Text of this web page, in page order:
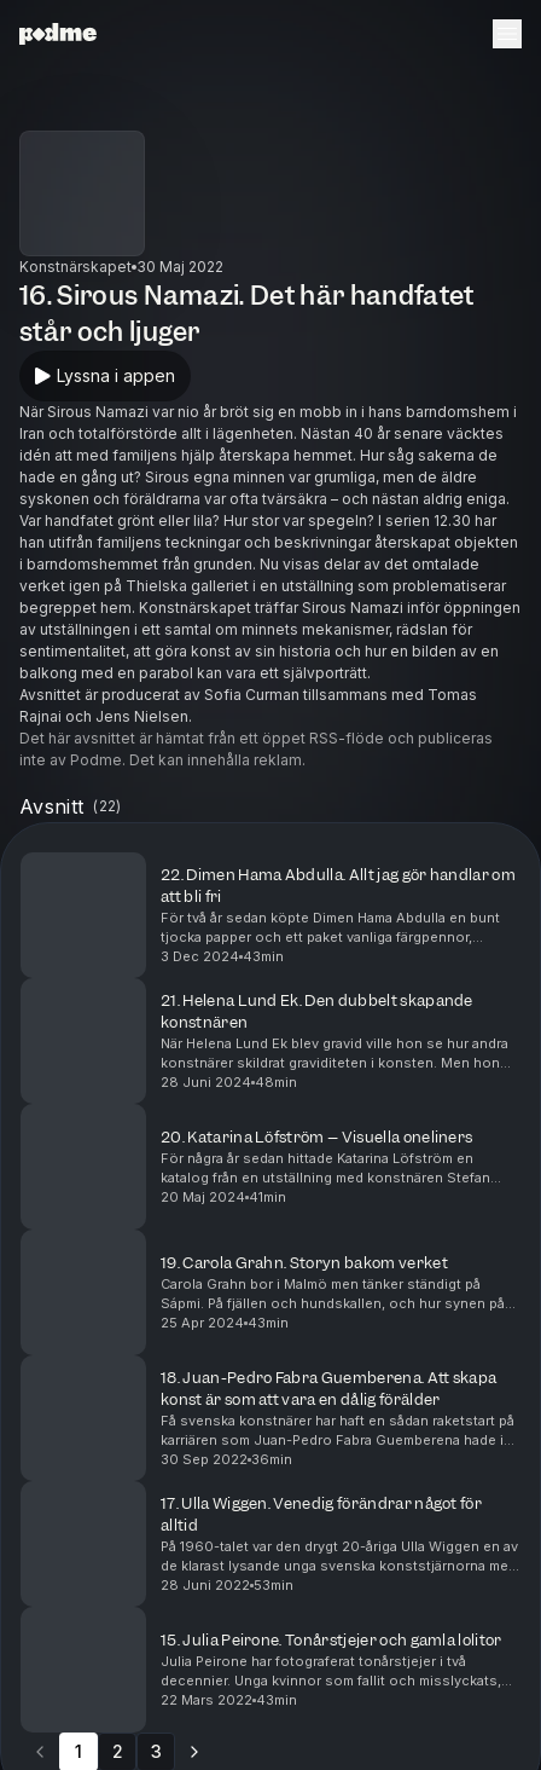
Konstnärskapet 30 Maj 2022
16. Sirous Namazi. Det här handfatet
står och ljuger
Lyssna i appen
När Sirous Namazi var nio år bröt sig en mobb in i hans barndomshem i
Iran och totalförstörde allt i lägenheten. Nästan 40 år senare väcktes
idén att med familjens hjälp återskapa hemmet. Hur såg sakerna de
hade en gång ut? Sirous egna minnen var grumliga, men de äldre
syskonen och föräldrarna var ofta tvärsäkra – och nästan aldrig eniga.
Var handfatet grönt eller lila? Hur stor var spegeln? I serien 12.30 har
han utifrån familjens teckningar och beskrivningar återskapat objekten
i barndomshemmet från grunden. Nu visas delar av det omtalade
verket igen på Thielska galleriet i en utställning som problematiserar
begreppet hem. Konstnärskapet träffar Sirous Namazi inför öppningen
av utställningen i ett samtal om minnets mekanismer, rädslan för
sentimentalitet, att göra konst av sin historia och hur en bilden av en
balkong med en parabol kan vara ett självporträtt.
Avsnittet är producerat av Sofia Curman tillsammans med Tomas
Rajnai och Jens Nielsen.
Det här avsnittet är hämtat från ett öppet RSS-flöde och publiceras
inte av Podme. Det kan innehålla reklam.
Avsnitt (22)
22. Dimen Hama Abdulla. Allt jag gör handlar om
att bli fri
För två år sedan köpte Dimen Hama Abdulla en bunt
tjocka papper och ett paket vanliga färgpennor,
sådana som barn ritar med. Hon började planlöst
stora, ...
3 Dec 2024 43min
21. Helena Lund Ek. Den dubbelt skapande
konstnären
När Helena Lund Ek blev gravid ville hon se hur andra
konstnärer skildrat graviditeten i konsten. Men hon
upptäckte att det fanns ett stort hål i konsthistorien.
28 Juni 2024 48min
20. Katarina Löfström – Visuella oneliners
För några år sedan hittade Katarina Löfström en
katalog från en utställning med konstnären Stefan
Johansson. Hon kände inte till honom innan, men från
20 Maj 2024 41min
19. Carola Grahn. Storyn bakom verket
Carola Grahn bor i Malmö men tänker ständigt på
Sápmi. På fjällen och hundskallen, och hur synen på
naturen och andevärlden i den samiska världsbilden
25 Apr 2024 43min
18. Juan-Pedro Fabra Guemberena. Att skapa
konst är som att vara en dålig förälder
Få svenska konstnärer har haft en sådan raketstart på
karriären som Juan-Pedro Fabra Guemberena hade i
början av 2000-talet. Hans examensprojekt från
30 Sep 2022 36min
17. Ulla Wiggen. Venedig förändrar något för
alltid
På 1960-talet var den drygt 20-åriga Ulla Wiggen en av
de klarast lysande unga svenska konststjärnorna med
sina elektronikmålningar. Men efter ett decennium av
28 Juni 2022 53min
15. Julia Peirone. Tonårstjejer och gamla lolitor
Julia Peirone har fotograferat tonårstjejer i två
decennier. Unga kvinnor som fallit och misslyckats,
som ser fulla eller höga ut, som är sexiga och vackra,
22 Mars 2022 43min
1 2 3